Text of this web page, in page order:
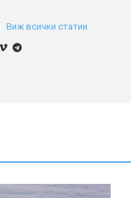
Виж всички статии